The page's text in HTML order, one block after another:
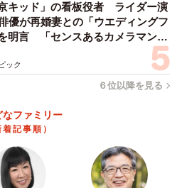
キッド」の看板役者 ライダー演
優が再婚妻との「ウエディングフ
明言 「センスあるカメラマン求
ック
６位以降を見る
なファミリー
着記事順）